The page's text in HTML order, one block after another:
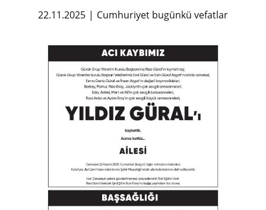
22.11.2025 Cumhuriyet bugünkü vefatlar